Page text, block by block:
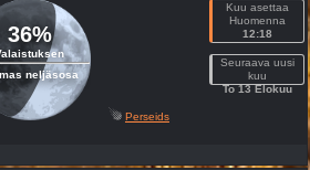
36%
neljäsosa
Kuu asettaa
Huomenna
12:18
Seuraava uusi
kuu
To 13 Elokuu
Perseids